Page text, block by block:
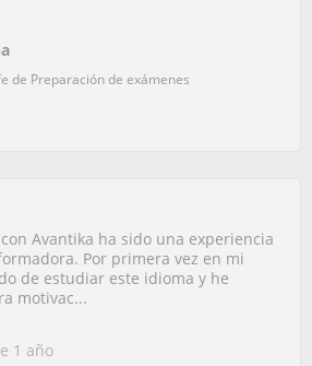
de Preparación de exámenes
Avantika ha sido una experiencia
Por primera vez en mi
de estudiar este idioma y he
motivac...
1 año